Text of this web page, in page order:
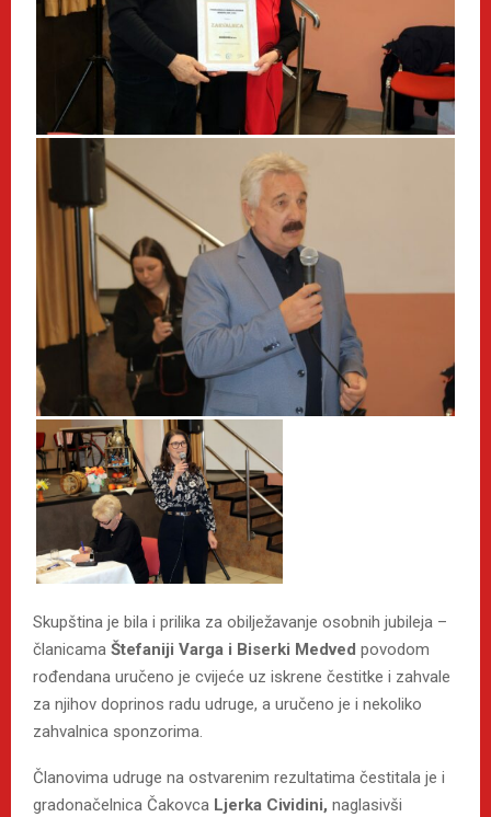
Skupština je bila i prilika za obilježavanje osobnih jubileja –
članicama Štefaniji Varga i Biserki Medved povodom
rođendana uručeno je cvijeće uz iskrene čestitke i zahvale
za njihov doprinos radu udruge, a uručeno je i nekoliko
zahvalnica sponzorima.
Članovima udruge na ostvarenim rezultatima čestitala je i
gradonačelnica Čakovca Ljerka Cividini, naglasivši